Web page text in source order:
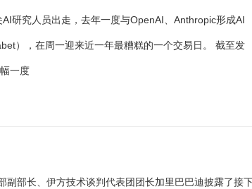
研究人员出走，去年一度与OpenAI、Anthropic形成AI
），在周一迎来近一年最糟糕的一个交易日。 截至发
一度
副部长、伊方技术谈判代表团团长加里巴巴迪披露了接